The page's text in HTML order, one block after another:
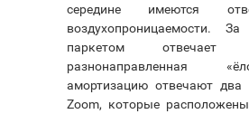
середине имеются
воздухопроницаемости.
паркетом отвечает
разнонаправленная
амортизацию отвечают два
Zoom, которые